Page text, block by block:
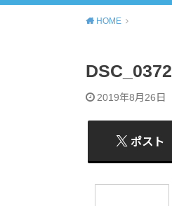
HOME
DSC_0372
2019年8月26日
ポスト